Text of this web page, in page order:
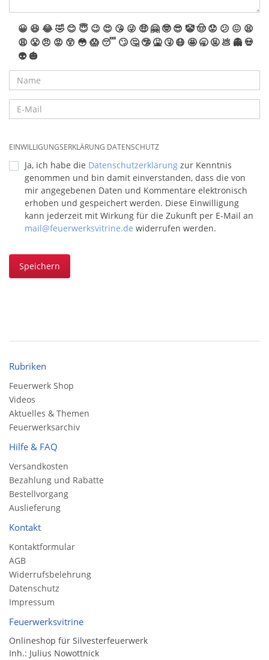
😀 😆 😂🤣 😊 😇 😉 😍 😘 😜 🤑 🤗 🤓 😎 🤡🤠 😟 😕 😖 😫
😩 😤 😠 😡 😲 😳 😱 😴 🙄 🤔 🤥 🤮 🤧 😷 🤩 🥱 🤬 💩 👻 💀
👽 🎃
EINWILLIGUNGSERKLÄRUNG DATENSCHUTZ
Ja, ich habe die Datenschutzerklärung zur Kenntnis
genommen und bin damit einverstanden, dass die von
mir angegebenen Daten und Kommentare elektronisch
erhoben und gespeichert werden. Diese Einwilligung
kann jederzeit mit Wirkung für die Zukunft per E-Mail an
mail@feuerwerksvitrine.de widerrufen werden.
Speichern
Rubriken
Feuerwerk Shop
Videos
Aktuelles & Themen
Feuerwerksarchiv
Hilfe & FAQ
Versandkosten
Bezahlung und Rabatte
Bestellvorgang
Auslieferung
Kontakt
Kontaktformular
AGB
Widerrufsbelehrung
Datenschutz
Impressum
Feuerwerksvitrine
Onlineshop für Silvesterfeuerwerk
Inh.: Julius Nowottnick